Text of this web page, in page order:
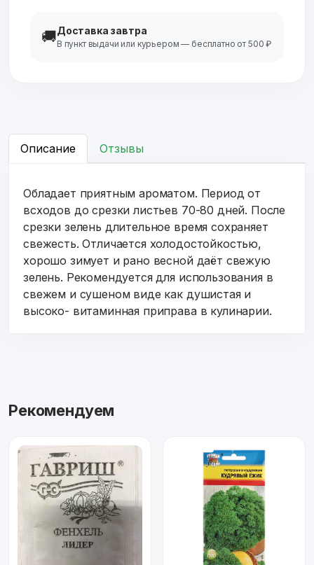
🚚Доставка завтра
В пункт выдачи или курьером — бесплатно от 500 ₽
Описание Отзывы
Обладает приятным ароматом. Период от
всходов до срезки листьев 70-80 дней. После
срезки зелень длительное время сохраняет
свежесть. Отличается холодостойкостью,
хорошо зимует и рано весной даёт свежую
зелень. Рекомендуется для использования в
свежем и сушеном виде как душистая и
высоко- витаминная приправа в кулинарии.
Рекомендуем